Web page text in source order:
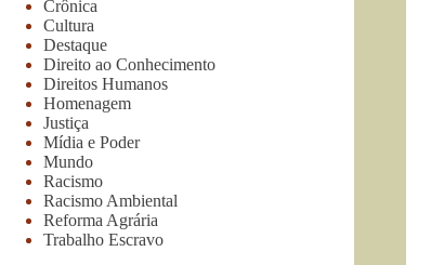
Crônica
Cultura
Destaque
Direito ao Conhecimento
Direitos Humanos
Homenagem
Justiça
Mídia e Poder
Mundo
Racismo
Racismo Ambiental
Reforma Agrária
Trabalho Escravo